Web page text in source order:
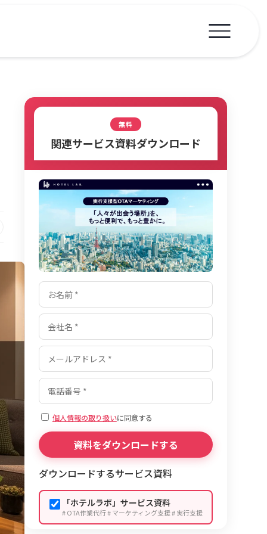
無料
関連サービス資料ダウンロード
個人情報の取り扱いに同意する
ダウンロードするサービス資料
「ホテルラボ」サービス資料
# OTA作業代行 # マーケティング支援 # 実行支援